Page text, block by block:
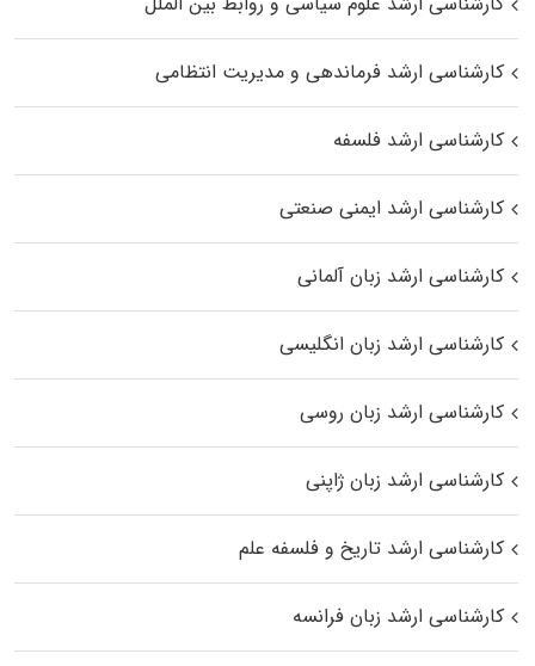
کارشناسی ارشد فرماندهی و مدیریت انتظامی
کارشناسی ارشد فلسفه
کارشناسی ارشد ایمنی صنعتی
کارشناسی ارشد زبان آلمانی
کارشناسی ارشد زبان انگلیسی
کارشناسی ارشد زبان روسی
کارشناسی ارشد زبان ژاپنی
کارشناسی ارشد تاریخ و فلسفه علم
کارشناسی ارشد زبان فرانسه